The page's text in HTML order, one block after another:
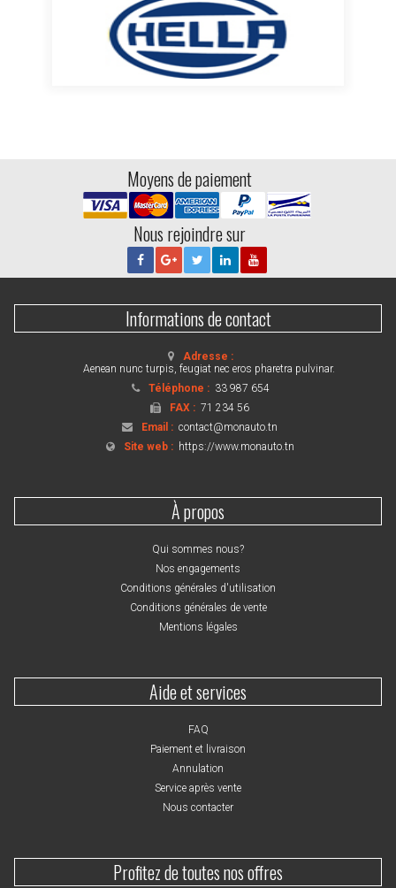
Moyens de paiement
Nous rejoindre sur
Informations de contact
Adresse :
Aenean nunc turpis, feugiat nec eros pharetra pulvinar.
Téléphone : 33 987 654
FAX :71 234 56
Email :contact@monauto.tn
Site web : https://www.monauto.tn
À propos
Qui sommes nous?
Nos engagements
Conditions générales d'utilisation
Conditions générales de vente
Mentions légales
Aide et services
FAQ
Paiement et livraison
Annulation
Service après vente
Nous contacter
Profitez de toutes nos offres